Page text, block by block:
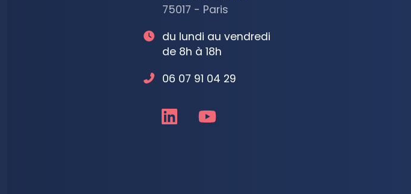
75017 - Paris
du lundi au vendredi
de 8h à 18h
06 07 91 04 29